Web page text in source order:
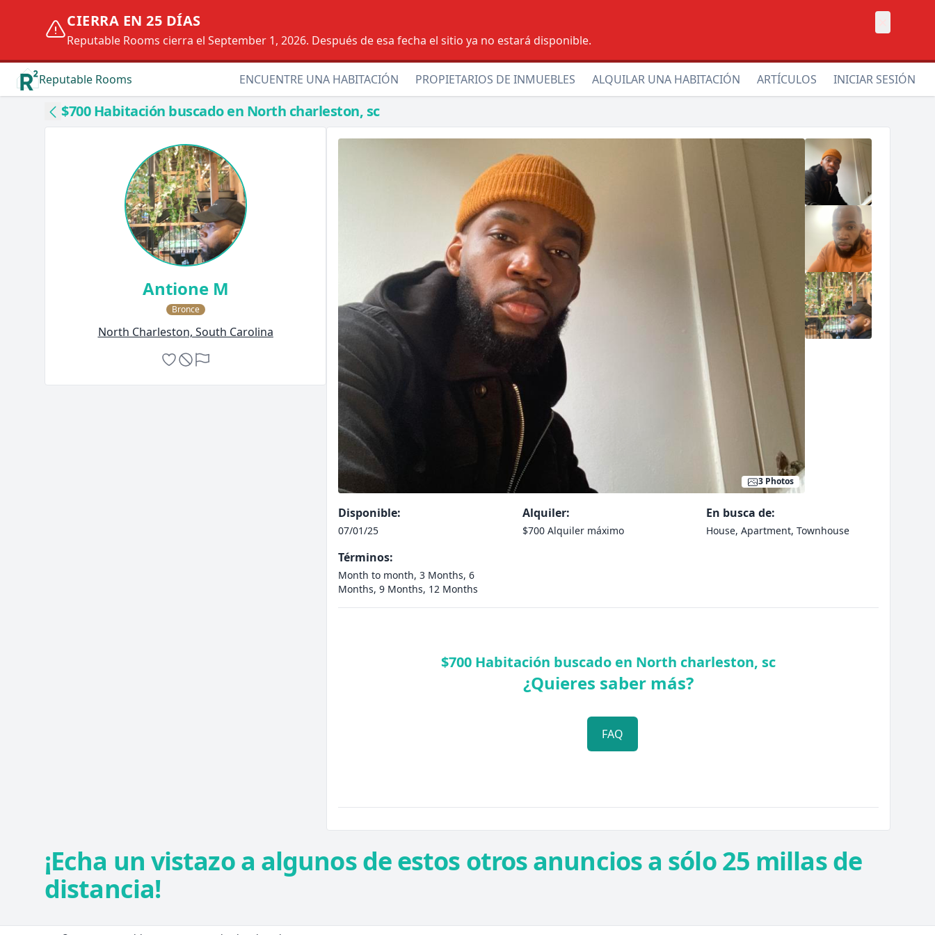
CIERRA EN 25 DÍAS
Reputable Rooms cierra el September 1, 2026. Después de esa fecha el sitio ya no estará disponible.
Reputable Rooms ENCUENTRE UNA HABITACIÓN PROPIETARIOS DE INMUEBLES ALQUILAR UNA HABITACIÓN ARTÍCULOS INICIAR SESIÓN
$700 Habitación buscado en North charleston, sc
Antione M
Bronce
North Charleston, South Carolina
3 Photos
Disponible:
07/01/25
Alquiler:
$700 Alquiler máximo
En busca de:
House, Apartment, Townhouse
Términos:
Month to month, 3 Months, 6
Months, 9 Months, 12 Months
$700 Habitación buscado en North charleston, sc
¿Quieres saber más?
FAQ
¡Echa un vistazo a algunos de estos otros anuncios a sólo 25 millas de
distancia!